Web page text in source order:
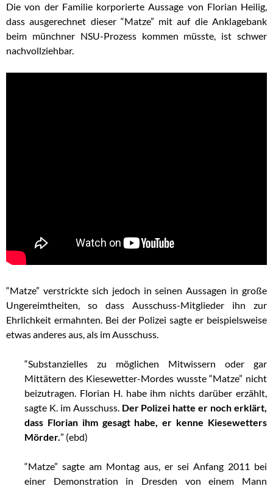
Die von der Familie korporierte Aussage von Florian Heilig,
dass ausgerechnet dieser “Matze” mit auf die Anklagebank
beim münchner NSU-Prozess kommen müsste, ist schwer
nachvollziehbar.
“Matze” verstrickte sich jedoch in seinen Aussagen in große
Ungereimtheiten, so dass Ausschuss-Mitglieder ihn zur
Ehrlichkeit ermahnten. Bei der Polizei sagte er beispielsweise
etwas anderes aus, als im Ausschuss.
“Substanzielles zu möglichen Mitwissern oder gar
Mittätern des Kiesewetter-Mordes wusste “Matze” nicht
beizutragen. Florian H. habe ihm nichts darüber erzählt,
sagte K. im Ausschuss.Der Polizei hatte er noch erklärt,
dass Florian ihm gesagt habe, er kenne Kiesewetters
Mörder.” (ebd)
“Matze” sagte am Montag aus, er sei Anfang 2011 bei
einer Demonstration in Dresden von einem Mann